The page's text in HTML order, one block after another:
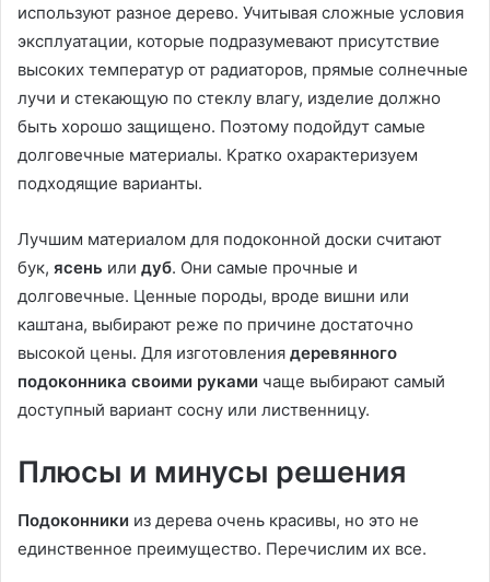
используют разное дерево. Учитывая сложные условия
эксплуатации, которые подразумевают присутствие
высоких температур от радиаторов, прямые солнечные
лучи и стекающую по стеклу влагу, изделие должно
быть хорошо защищено. Поэтому подойдут самые
долговечные материалы. Кратко охарактеризуем
подходящие варианты.
Лучшим материалом для подоконной доски считают
бук, ясень или дуб. Они самые прочные и
долговечные. Ценные породы, вроде вишни или
каштана, выбирают реже по причине достаточно
высокой цены. Для изготовления деревянного
подоконника своими руками чаще выбирают самый
доступный вариант сосну или лиственницу.
Плюсы и минусы решения
Подоконники из дерева очень красивы, но это не
единственное преимущество. Перечислим их все.